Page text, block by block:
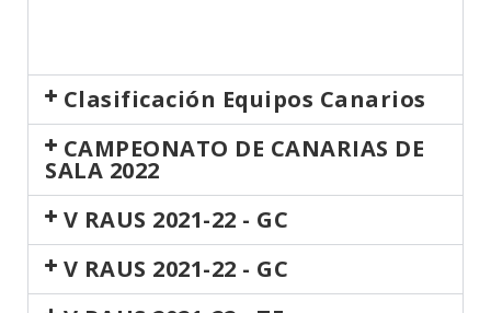
Clasificación Equipos Canarios
CAMPEONATO DE CANARIAS DE
SALA 2022
V RAUS 2021-22 - GC
V RAUS 2021-22 - GC